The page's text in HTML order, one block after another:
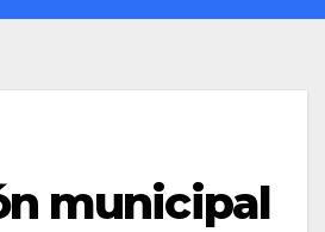
municipal